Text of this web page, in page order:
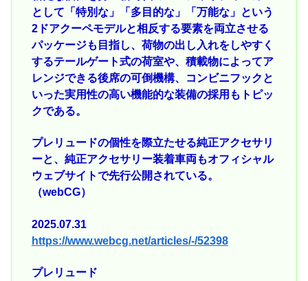
として「特別な」「多目的な」「万能な」という
2ドアクーペモデルと相反する要素を両立させる
パッケージも目指し、荷物の出し入れをしやすく
するテールゲート式の荷室や、積載物によってア
レンジできる後席の可倒機構、コンビニフックと
いった実用性の高い機能的な装備の採用もトピッ
クである。
プレリュードの個性を際立たせる純正アクセサリ
ーと、純正アクセサリー装着車両もオフィシャル
ウェブサイトで先行公開されている。
（webCG）
2025.07.31
https://www.webcg.net/articles/-/52398
プレリュード